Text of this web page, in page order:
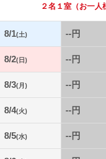
２名１室 （お一
8/1(土) --円
8/2(日) --円
8/3(月) --円
8/4(火) --円
8/5(水) --円